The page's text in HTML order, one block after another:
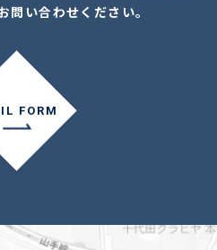
問い合わせください。
FORM